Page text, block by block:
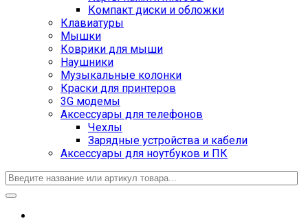
Компакт диски и обложки
Клавиатуры
Мышки
Коврики для мыши
Наушники
Музыкальные колонки
Краски для принтеров
3G модемы
Аксессуары для телефонов
Чехлы
Зарядные устройства и кабели
Аксессуары для ноутбуков и ПК